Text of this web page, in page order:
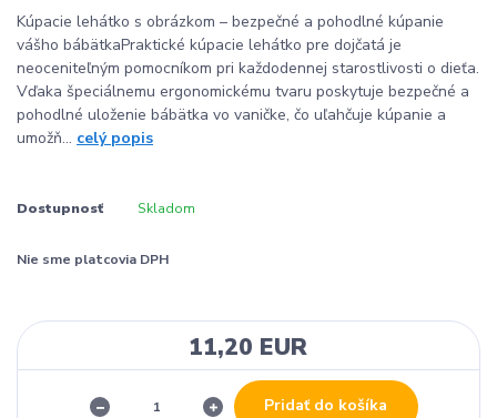
Kúpacie lehátko s obrázkom – bezpečné a pohodlné kúpanie
vášho bábätkaPraktické kúpacie lehátko pre dojčatá je
neoceniteľným pomocníkom pri každodennej starostlivosti o dieťa.
Vďaka špeciálnemu ergonomickému tvaru poskytuje bezpečné a
pohodlné uloženie bábätka vo vaničke, čo uľahčuje kúpanie a
umožň... celý popis
Dostupnosť Skladom
Nie sme platcovia DPH
11,20 EUR
Pridať do košíka